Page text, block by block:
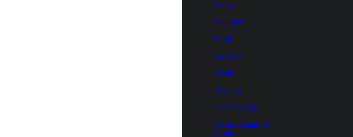
Modus
Montagne
Musik
Apotheke
Politik
Werbung
Roland Garros
Veranstaltungen &
Events